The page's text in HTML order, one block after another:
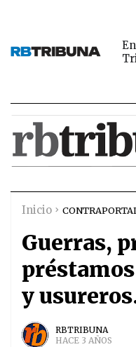
Inicio
Guerras,
y
RBTRIBUNA
HACE 3 AÑOS